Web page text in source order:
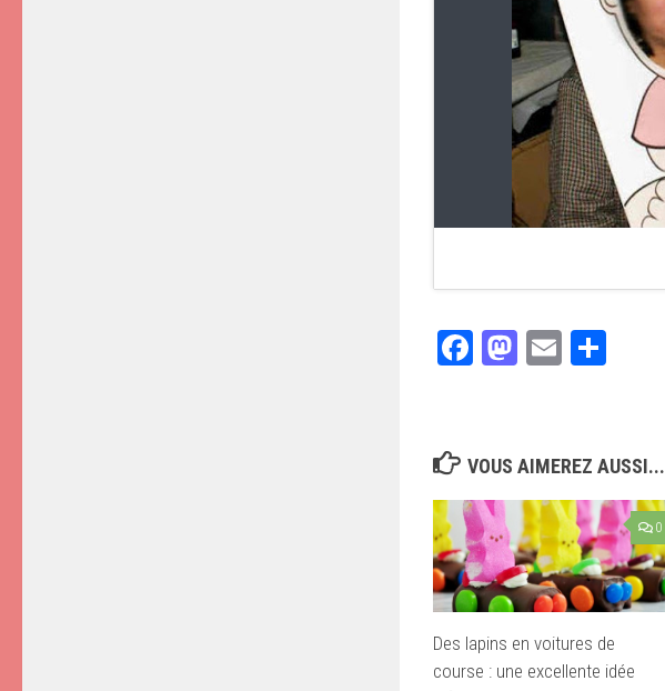
Facebook
Mastodon
Email
VOUS AIMEREZ AUSSI...
0
Des lapins en voitures de
course : une excellente idée